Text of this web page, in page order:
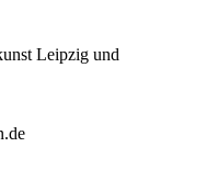
Leipzig und